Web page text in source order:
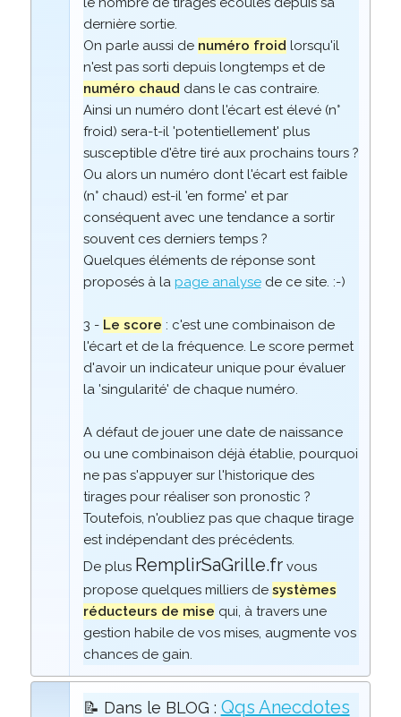
dernière sortie.
On parle aussi de numéro froid lorsqu'il
n'est pas sorti depuis longtemps et de
numéro chaud dans le cas contraire.
Ainsi un numéro dont l'écart est élevé (n°
froid) sera-t-il 'potentiellement' plus
susceptible d'être tiré aux prochains tours ?
Ou alors un numéro dont l'écart est faible
(n° chaud) est-il 'en forme' et par
conséquent avec une tendance a sortir
souvent ces derniers temps ?
Quelques éléments de réponse sont
proposés à la page analysede ce site. :-)
3 - Le score : c'est une combinaison de
l'écart et de la fréquence. Le score permet
d'avoir un indicateur unique pour évaluer
la 'singularité' de chaque numéro.
A défaut de jouer une date de naissance
ou une combinaison déjà établie, pourquoi
ne pas s'appuyer sur l'historique des
tirages pour réaliser son pronostic ?
Toutefois, n'oubliez pas que chaque tirage
est indépendant des précédents.
De plus RemplirSaGrille.frvous
propose quelques milliers de systèmes
réducteurs de mise qui, à travers une
gestion habile de vos mises, augmente vos
chances de gain.
📝 Dans le BLOG : Qqs Anecdotes